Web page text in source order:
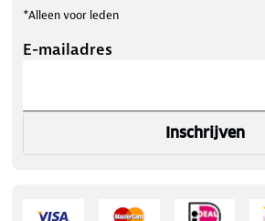
*Alleen voor leden
E-mailadres
Inschrijven